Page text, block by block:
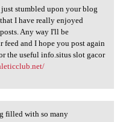
I just
stumbled upon your blog
I have really enjoyed
Any way I'll be
feed and I hope you post again
the useful info.situs slot gacor
filled with so many